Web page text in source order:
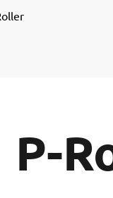
P-